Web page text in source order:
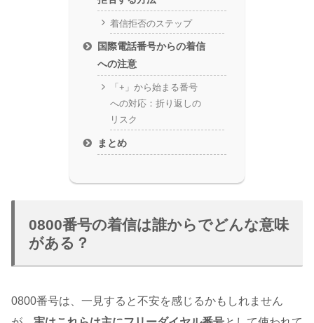
着信拒否のステップ
国際電話番号からの着信
への注意
「+」から始まる番号
への対応：折り返しの
リスク
まとめ
0800番号の着信は誰からでどんな意味
がある？
0800番号は、一見すると不安を感じるかもしれません